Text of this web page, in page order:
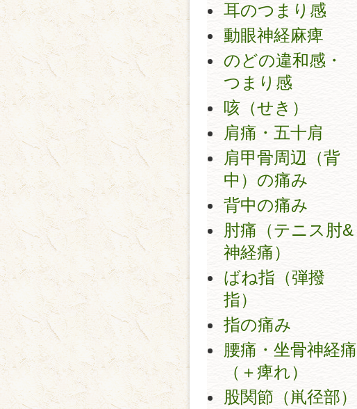
耳のつまり感
動眼神経麻痺
のどの違和感・
つまり感
咳（せき）
肩痛・五十肩
肩甲骨周辺（背
中）の痛み
背中の痛み
肘痛（テニス肘&
神経痛）
ばね指（弾撥
指）
指の痛み
腰痛・坐骨神経痛
（＋痺れ）
股関節（鼡径部）